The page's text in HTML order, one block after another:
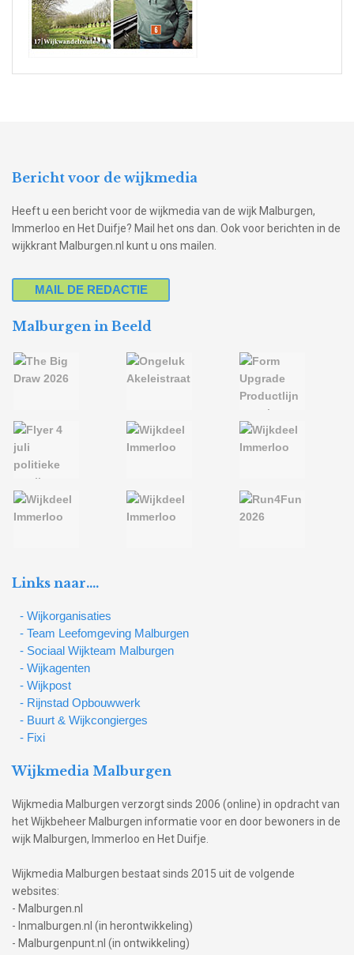
Bericht voor de wijkmedia
Heeft u een bericht voor de wijkmedia van de wijk Malburgen,
Immerloo en Het Duifje? Mail het ons dan. Ook voor berichten in de
wijkkrant Malburgen.nl kunt u ons mailen.
MAIL DE REDACTIE
Malburgen in Beeld
Links naar….
- Wijkorganisaties
- Team Leefomgeving Malburgen
- Sociaal Wijkteam Malburgen
- Wijkagenten
- Wijkpost
- Rijnstad Opbouwwerk
- Buurt & Wijkcongierges
- Fixi
Wijkmedia Malburgen
Wijkmedia Malburgen verzorgt sinds 2006 (online) in opdracht van
het Wijkbeheer Malburgen informatie voor en door bewoners in de
wijk Malburgen, Immerloo en Het Duifje.
Wijkmedia Malburgen bestaat sinds 2015 uit de volgende
websites:
- Malburgen.nl
- Inmalburgen.nl (in herontwikkeling)
- Malburgenpunt.nl (in ontwikkeling)